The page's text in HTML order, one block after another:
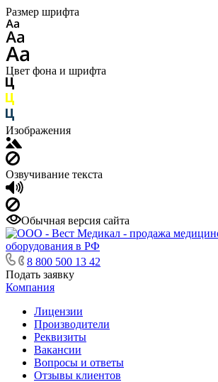
Размер шрифта
Цвет фона и шрифта
Изображения
Озвучивание текста
Обычная версия сайта
8 800 500 13 42
Подать заявку
Компания
Лицензии
Производители
Реквизиты
Вакансии
Вопросы и ответы
Отзывы клиентов